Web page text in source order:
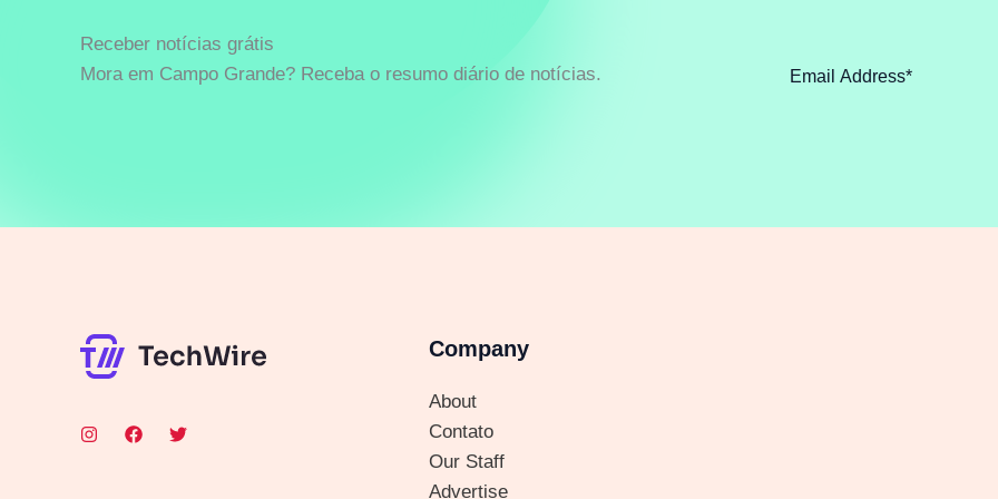
Receber notícias grátis
Mora em Campo Grande? Receba o resumo diário de notícias.
Company
About
Contato
Our Staff
Advertise